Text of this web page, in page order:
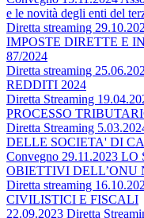
e le novità degli enti del
Diretta streaming
IMPOSTE DIRETTE E
87/2024
Diretta streaming
REDDITI 2024
Diretta Streaming
PROCESSO
Diretta Streaming
DELLE SOCIETA' DI
Convegno 29.11.2023
OBIETTIVI DELL’ONU
Diretta streaming
CIVILISTICI E FISCALI
22.09.2023 Diretta